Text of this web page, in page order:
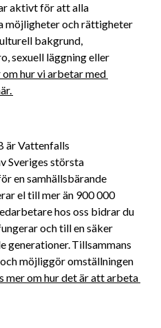
aktivt för att alla
möjligheter och rättigheter
bakgrund,
sexuell läggning eller
om hur vi arbetar med
är Vattenfalls
Sveriges största
en samhällsbärande
el till mer än 900 000
hos oss bidrar du
och till en säker
Tillsammans
möjliggör omställningen
mer om hur det är att arbeta